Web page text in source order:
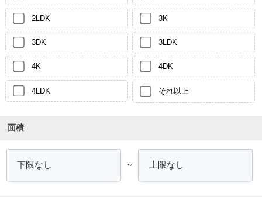
2LDK 3K
3DK 3LDK
4K 4DK
4LDK それ以上
面積
～